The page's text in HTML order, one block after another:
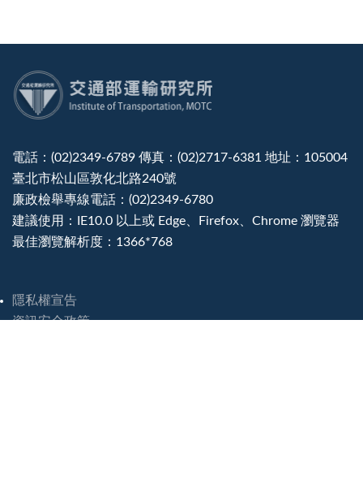
電話：(02)2349-6789 傳真：(02)2717-6381 地址：105004
臺北市松山區敦化北路240號
廉政檢舉專線電話：(02)2349-6780
建議使用：IE10.0 以上或 Edge、Firefox、Chrome 瀏覽器
最佳瀏覽解析度：1366*768
隱私權宣告
資訊安全政策